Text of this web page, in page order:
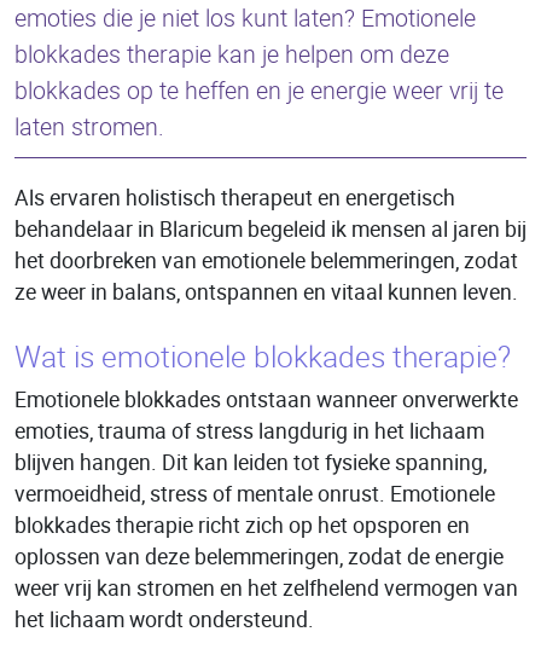
emoties die je niet los kunt laten? Emotionele
blokkades therapie kan je helpen om deze
blokkades op te heffen en je energie weer vrij te
laten stromen.
Als ervaren holistisch therapeut en energetisch
behandelaar in Blaricum begeleid ik mensen al jaren bij
het doorbreken van emotionele belemmeringen, zodat
ze weer in balans, ontspannen en vitaal kunnen leven.
Wat is emotionele blokkades therapie?
Emotionele blokkades ontstaan wanneer onverwerkte
emoties, trauma of stress langdurig in het lichaam
blijven hangen. Dit kan leiden tot fysieke spanning,
vermoeidheid, stress of mentale onrust. Emotionele
blokkades therapie richt zich op het opsporen en
oplossen van deze belemmeringen, zodat de energie
weer vrij kan stromen en het zelfhelend vermogen van
het lichaam wordt ondersteund.